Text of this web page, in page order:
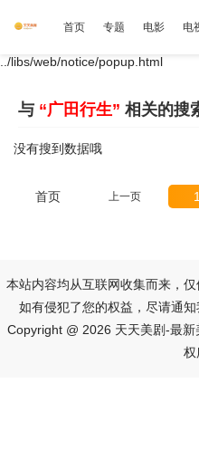
首页 专题 电影 电
../libs/web/notice/popup.html
与 “广田行生” 相关的搜
没有搜到数据哦
首页 上一页
本站内容均从互联网收集而来，
如有侵犯了您的权益，尽请通
Copyright @ 2026 天天美剧-最
权